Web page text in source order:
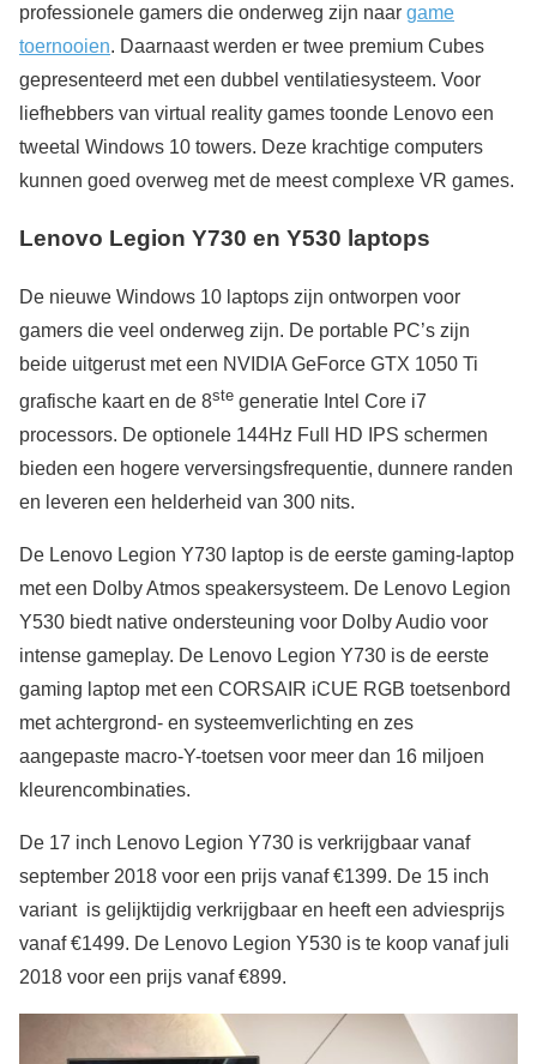
professionele gamers die onderweg zijn naar game
toernooien. Daarnaast werden er twee premium Cubes
gepresenteerd met een dubbel ventilatiesysteem. Voor
liefhebbers van virtual reality games toonde Lenovo een
tweetal Windows 10 towers. Deze krachtige computers
kunnen goed overweg met de meest complexe VR games.
Lenovo Legion Y730 en Y530 laptops
De nieuwe Windows 10 laptops zijn ontworpen voor
gamers die veel onderweg zijn. De portable PC’s zijn
beide uitgerust met een NVIDIA GeForce GTX 1050 Ti
grafische kaart en de 8ste generatie Intel Core i7
processors. De optionele 144Hz Full HD IPS schermen
bieden een hogere verversingsfrequentie, dunnere randen
en leveren een helderheid van 300 nits.
De Lenovo Legion Y730 laptop is de eerste gaming-laptop
met een Dolby Atmos speakersysteem. De Lenovo Legion
Y530 biedt native ondersteuning voor Dolby Audio voor
intense gameplay. De Lenovo Legion Y730 is de eerste
gaming laptop met een CORSAIR iCUE RGB toetsenbord
met achtergrond- en systeemverlichting en zes
aangepaste macro-Y-toetsen voor meer dan 16 miljoen
kleurencombinaties.
De 17 inch Lenovo Legion Y730 is verkrijgbaar vanaf
september 2018 voor een prijs vanaf €1399. De 15 inch
variant is gelijktijdig verkrijgbaar en heeft een adviesprijs
vanaf €1499. De Lenovo Legion Y530 is te koop vanaf juli
2018 voor een prijs vanaf €899.